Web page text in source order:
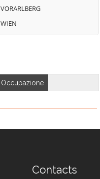
VORARLBERG
WIEN
Occupazione
Contacts